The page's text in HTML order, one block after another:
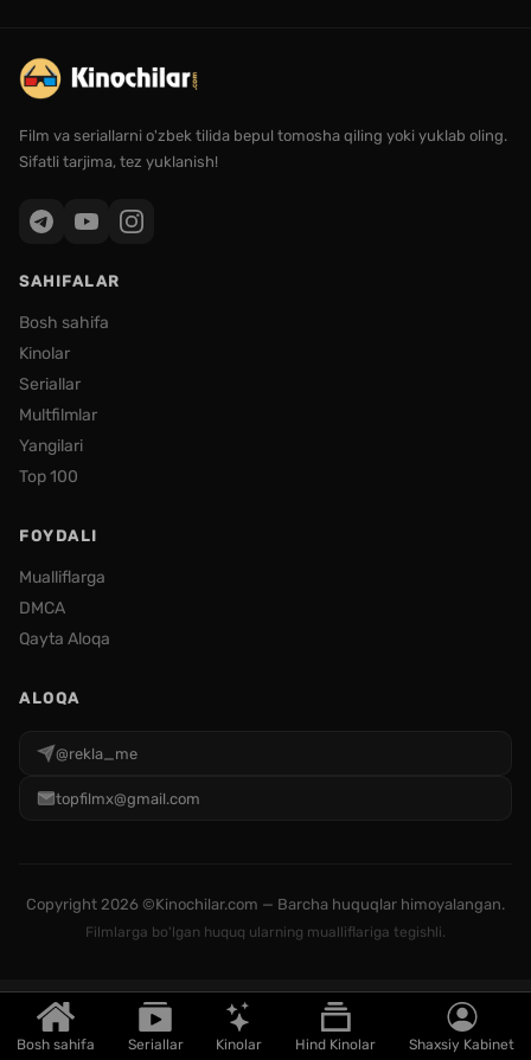
Bosh sahifa Seriallar Kinolar Hind Kinolar Shaxsiy Kabinet
Film va seriallarni o'zbek tilida bepul tomosha qiling yoki yuklab oling.
Sifatli tarjima, tez yuklanish!
SAHIFALAR
Bosh sahifa
Kinolar
Seriallar
Multfilmlar
Yangilari
Top 100
FOYDALI
Mualliflarga
DMCA
Qayta Aloqa
ALOQA
@rekla_me
topfilmx@gmail.com
Copyright 2026 ©Kinochilar.com — Barcha huquqlar himoyalangan.
Filmlarga bo'lgan huquq ularning mualliflariga tegishli.